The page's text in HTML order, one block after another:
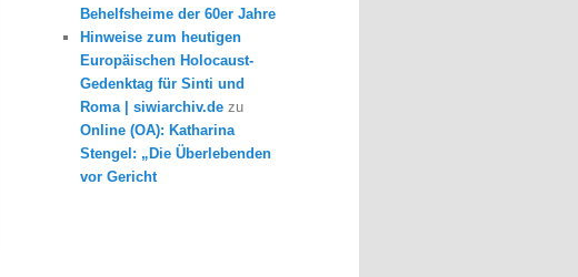
Behelfsheime der 60er Jahre
Hinweise zum heutigen
Europäischen Holocaust-
Gedenktag für Sinti und
Roma | siwiarchiv.de zu
Online (OA): Katharina
Stengel: „Die Überlebenden
vor Gericht